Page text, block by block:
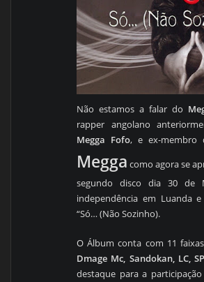
Não estamos a falar do
rapper angolano
Megga Fofo, e ex-membro
Megga como agora se
segundo disco dia 30 de
independência em Luanda
“Só… (Não Sozinho).
O Álbum conta com 11
Dmage Mc, Sandokan, LC,
destaque para a